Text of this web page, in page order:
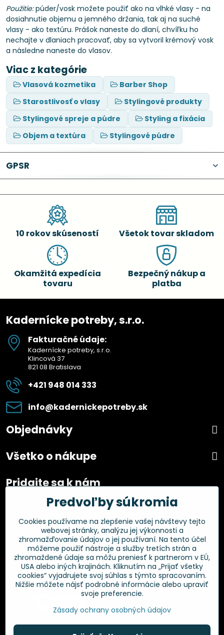
Použitie:púder/vosk možete použiť ako na vlhké vlasy - na
dosiahnutie objemu a jemného držania, tak aj na suché
vlasy - ako textúru. Prášok naneste do dlaní, chvíľku ho
nechajte v dlaniach pracovať, aby sa vytvoril krémový vosk
a následne naneste do vlasov.
Viac z kategórie
Vlasová kozmetika
Barber Shop
Starostlivosť o vlasy
Stylingové produkty
Stylingové spreje a púdre
Styling a fixácia
Objem a textúra
Stylingové púdre
GPSR
10 rokov skúseností Všetok tovar skladom
Okamžitá expedícia
tovaru
Bezpečný nákup a
platba
Kadernícke potreby, s.r.o.
Fakturačné údaje:
Kadernícke potreby, s.r.o.
Klincová 37
821 08 Bratislava
+421 948 014 333
info​@kadernickepotreby​.sk
Objednávky
Všetko o nákupe
Pridajte sa k nám
Facebook
Overené zákazníkmi
Predvoľby súkromia
Cookies používame na zlepšenie vašej návštevy tejto
webovej stránky, analýzu jej výkonnosti a
zhromažďovanie údajov o jej používaní. Na tento účel
môžeme použiť nástroje a služby tretích strán a
zhromaždené údaje sa môžu preniesť k partnerom v EÚ,
USA alebo iných krajinách. Kliknutím na „Prijať všetky
cookies“ vyjadrujete svoj súhlas s týmto spracovaním.
Nižšie môžete nájsť podrobné informácie alebo upraviť
svoje preferencie.
Zásady ochrany osobných údajov